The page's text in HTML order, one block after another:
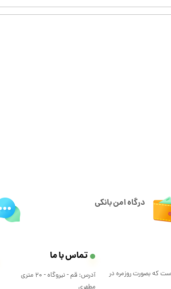
درگاه امن بانکی
که بصورت روزمره در
تماس با ما
آدرس: قم - نیروگاه - 20 متری